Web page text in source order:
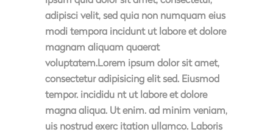
adipisci velit, sed quia non numquam eius
modi tempora incidunt ut labore et dolore
magnam aliquam quaerat
voluptatem.Lorem ipsum dolor sit amet,
consectetur adipisicing elit sed. Eiusmod
tempor. incididu nt ut labore et dolore
magna aliqua. Ut enim. ad minim veniam,
uis nostrud exerc itation ullamco. Laboris